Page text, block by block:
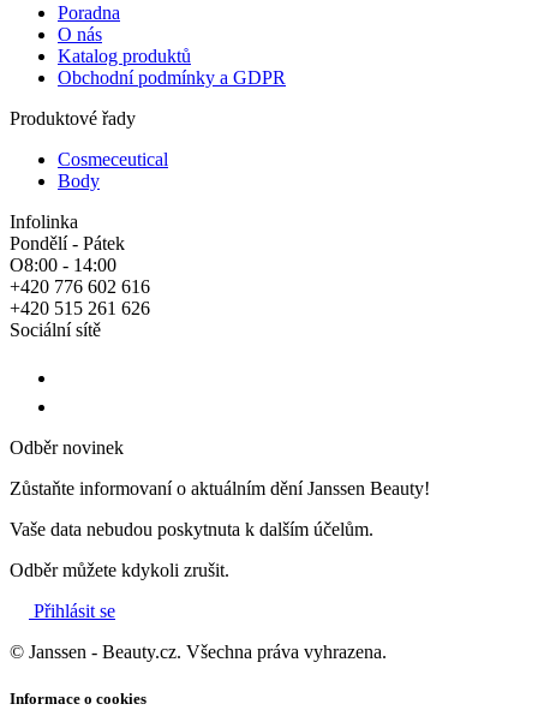
Poradna
O nás
Katalog produktů
Obchodní podmínky a GDPR
Produktové řady
Cosmeceutical
Body
Infolinka
Pondělí - Pátek
O8:00 - 14:00
+420 776 602 616
+420 515 261 626
Sociální sítě
Odběr novinek
Zůstaňte informovaní o aktuálním dění Janssen Beauty!
Vaše data nebudou poskytnuta k dalším účelům.
Odběr můžete kdykoli zrušit.
Přihlásit se
© Janssen - Beauty.cz. Všechna práva vyhrazena.
Informace o cookies